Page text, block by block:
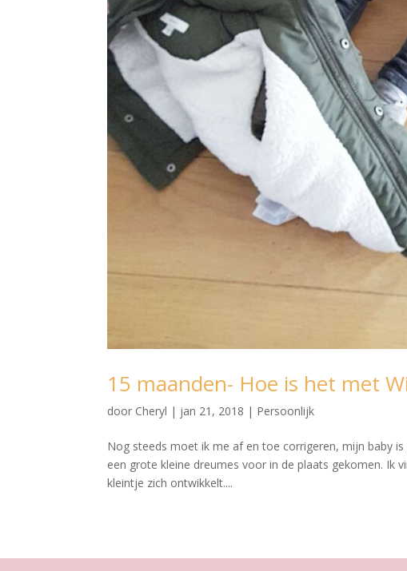
15 maanden- Hoe is het met
door Cheryl | jan 21, 2018 | Persoonlijk
Nog steeds moet ik me af en toe corrigeren, mijn baby
een grote kleine dreumes voor in de plaats gekomen. Ik
kleintje zich ontwikkelt....